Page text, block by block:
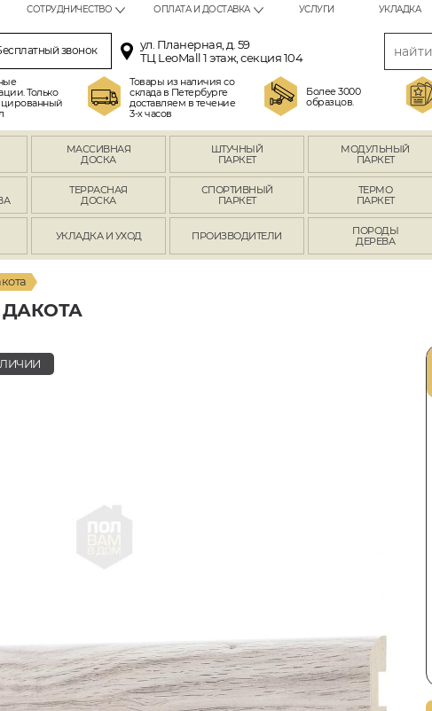
СОТРУДНИЧЕСТВО ОПЛАТА И ДОСТАВКА УСЛУГИ УКЛАДКА
звонок
ул. Планерная, д. 59
ТЦ LeoMall 1 этаж, секция 104
Только
Товары из наличия со
склада в Петербурге
доставляем в течение
3-х часов
Более 3000
образцов.
МАССИВНАЯ
ДОСКА
ШТУЧНЫЙ
ПАРКЕТ
МОДУЛЬНЫЙ
ПАРКЕТ
ТЕРРАСНАЯ
ДОСКА
СПОРТИВНЫЙ
ПАРКЕТ
ТЕРМО
ПАРКЕТ
УКЛАДКА И УХОД ПРОИЗВОДИТЕЛИ
ПОРОДЫ
ДЕРЕВА
ДАКОТА